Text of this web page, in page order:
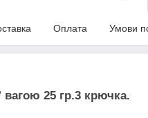
Оплата Умови
вагою 25 гр.3 крючка.